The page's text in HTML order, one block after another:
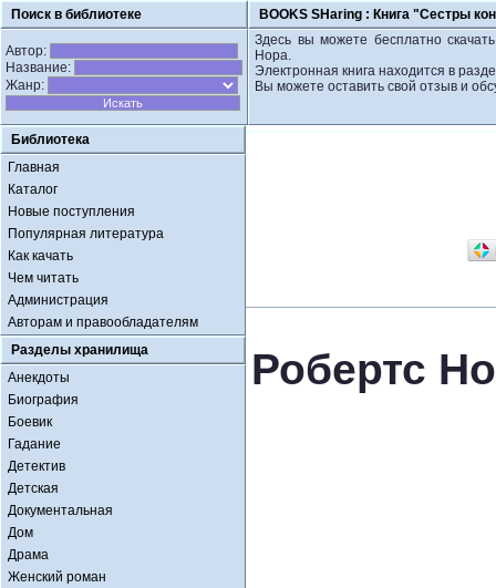
Поиск в библиотеке BOOKS SHaring : Книга "Сестры
Автор:
Название:
Жанр:
Здесь вы можете бесплатно
Нора.
Электронная книга находится в
Вы можете оставить свой отзыв и
Библиотека
Главная
Каталог
Новые поступления
Популярная литература
Как качать
Чем читать
Администрация
Авторам и правообладателям
Разделы хранилища
Анекдоты
Биография
Боевик
Гадание
Детектив
Детская
Документальная
Дом
Драма
Женский роман
Робертс